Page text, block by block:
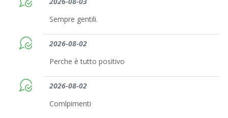
Sempre gentili.
2026-08-02
Perche è tutto positivo
2026-08-02
Comlpimenti